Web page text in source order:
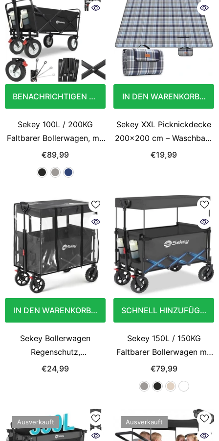
BENACHRICHTIGEN SIE MICH
Sekey 100L / 200KG
Faltbarer Bollerwagen, mit
Bremsen und
Vollgummirädern
€89,99
IN DEN WARENKORB
Sekey XXL Picknickdecke
200x200 cm – Waschbare
& Schmutzabweisende
Bequem für Outdoor, Park
& Wiese
€19,99
IN DEN WARENKORB LEGEN
Sekey Bollerwagen
Regenschutz,
75x50x65cm
€24,99
SCHNELL HINZUFÜGEN
Sekey 150L / 150KG
Faltbarer Bollerwagen mit
Dach, Bremsen
€79,99
Ausverkauft Ausverkauft